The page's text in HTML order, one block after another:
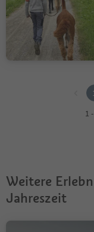
10
11
13
1
Weitere
Jahreszeit